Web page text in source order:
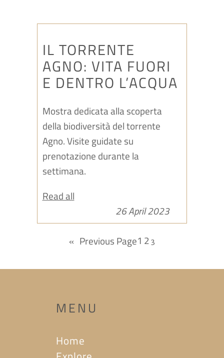
IL TORRENTE
AGNO: VITA FUORI
E DENTRO L’ACQUA
Mostra dedicata alla scoperta
della biodiversità del torrente
Agno. Visite guidate su
prenotazione durante la
settimana.
Read all
26 April 2023
« Previous Page1 2 3
MENU
Home